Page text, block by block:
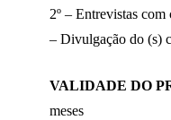
2º – Entrevistas com
– Divulgação do (s)
VALIDADE DO
meses